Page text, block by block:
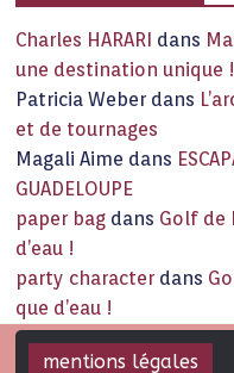
Charles HARARI dans
une destination unique !
Patricia Weber dans
et de tournages
Magali Aime dans
GUADELOUPE
paper bag dans Golf de
d’eau !
party character dans
que d’eau !
mentions légales